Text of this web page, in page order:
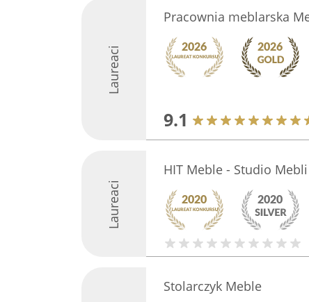
Laureaci
Pracownia meblarska
9.1
Laureaci
HIT Meble - Studio
Stolarczyk Meble